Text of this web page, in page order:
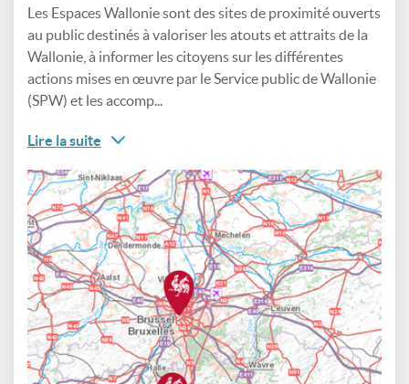
Les Espaces Wallonie sont des sites de proximité ouverts
au public destinés à valoriser les atouts et attraits de la
Wallonie, à informer les citoyens sur les différentes
actions mises en œuvre par le Service public de Wallonie
(SPW) et les accomp...
Lire la suite